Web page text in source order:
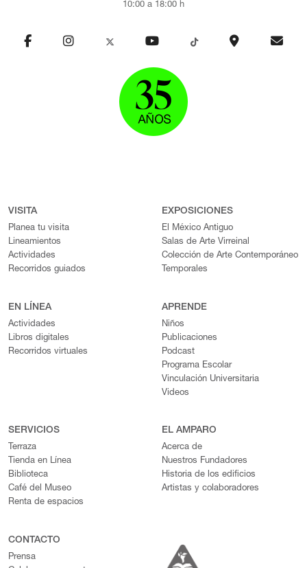
10:00 a 18:00 h
VISITA
Planea tu visita
Lineamientos
Actividades
Recorridos guiados
EXPOSICIONES
El México Antiguo
Salas de Arte Virreinal
Colección de Arte Contemporáneo
Temporales
EN LÍNEA
Actividades
Libros digitales
Recorridos virtuales
APRENDE
Niños
Publicaciones
Podcast
Programa Escolar
Vinculación Universitaria
Videos
SERVICIOS
Terraza
Tienda en Línea
Biblioteca
Café del Museo
Renta de espacios
EL AMPARO
Acerca de
Nuestros Fundadores
Historia de los edificios
Artistas y colaboradores
CONTACTO
Prensa